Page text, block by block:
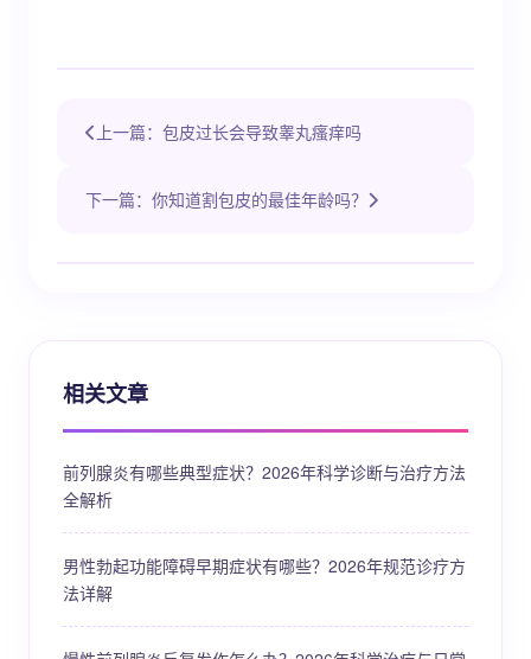
上一篇：包皮过长会导致睾丸瘙痒吗
下一篇：你知道割包皮的最佳年龄吗？
相关文章
前列腺炎有哪些典型症状？2026年科学诊断与治疗方法
全解析
男性勃起功能障碍早期症状有哪些？2026年规范诊疗方
法详解